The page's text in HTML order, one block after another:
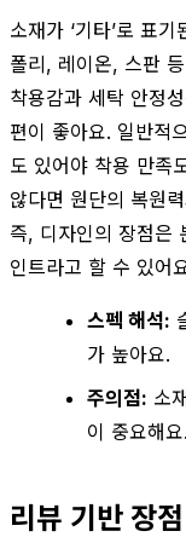
소재가 ‘기타’로 표
폴리, 레이온, 스판
착용감과 세탁 안정
편이 좋아요. 일반적
도 있어야 착용 만족
않다면 원단의 복원
즉, 디자인의 장점은
인트라고 할 수 있어
스펙 해석:
가 높아요.
주의점: 소
이 중요해요.
리뷰 기반 장